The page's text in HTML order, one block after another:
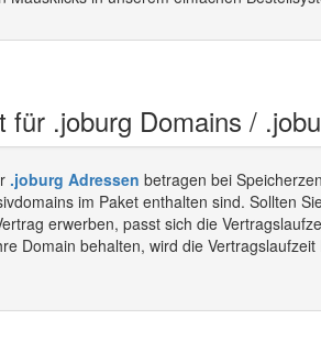
für .joburg Domains /
.joburg Adressen betragen bei
im Paket enthalten sind. Sollten
erwerben, passt sich die
Domain behalten, wird die Vertragslaufzeit